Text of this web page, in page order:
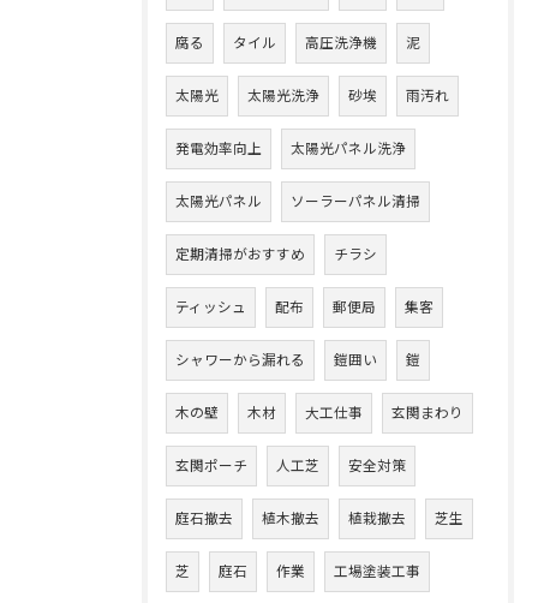
腐る タイル 高圧洗浄機 泥
太陽光 太陽光洗浄 砂埃 雨汚れ
発電効率向上 太陽光パネル洗浄
太陽光パネル ソーラーパネル清掃
定期清掃がおすすめ チラシ
ティッシュ 配布 郵便局 集客
シャワーから漏れる 鎧囲い 鎧
木の壁 木材 大工仕事 玄関まわり
玄関ポーチ 人工芝 安全対策
庭石撤去 植木撤去 植栽撤去 芝生
芝 庭石 作業 工場塗装工事